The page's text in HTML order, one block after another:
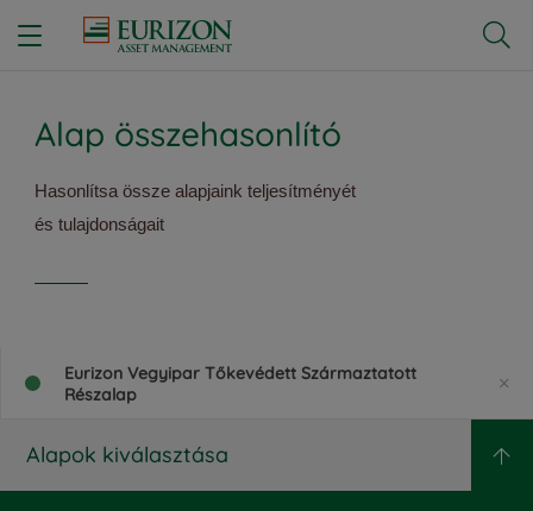

Alap összehasonlító
Hasonlítsa össze alapjaink teljesítményét
és tulajdonságait
Eurizon Vegyipar Tőkevédett Származtatott
Részalap
Alapok kiválasztása